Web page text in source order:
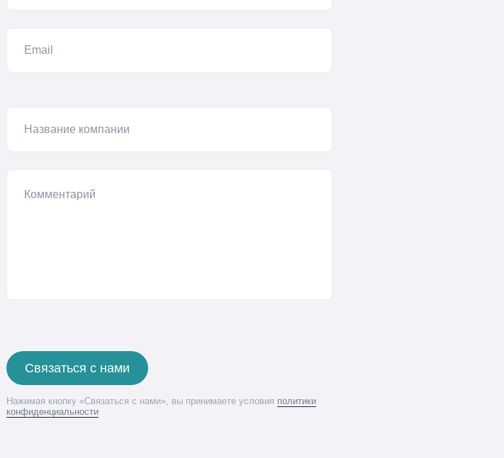
Связаться с нами
Нажимая кнопку «Связаться с нами», вы принимаете условия политики
конфиденциальности